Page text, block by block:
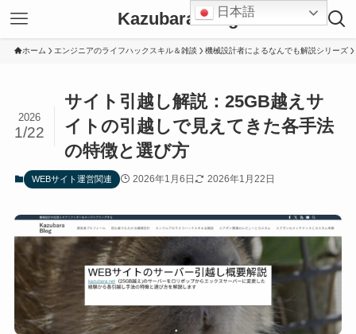
Kazubara Blog
ホーム エンジニアのライフハックスキル＆雑談 機械設計者によるなんでも解説シリーズ
サイト引越し解説：25GB越えサ
イトの引越しで見えてきた各手法
の特徴と選び方
2026
1/22
WEBサイト運営関連 2026年1月6日 2026年1月22日
日本語